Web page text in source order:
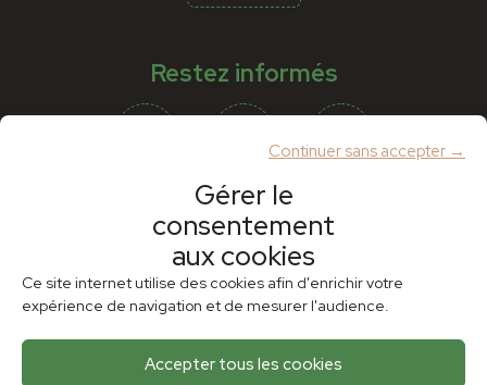
Gérer le
consentement
aux cookies
Ce site internet utilise des cookies afin d'enrichir votre
expérience de navigation et de mesurer l'audience.
Accepter tous les cookies
Continuer sans accepter →
Restez informés
Partenaires